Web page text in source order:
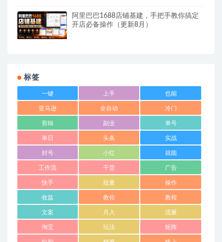
阿里巴巴1688店铺基建，手把手教你搞定
开店必备操作（更新8月）
标签
一键 上手 也能
亚马逊 全自动 冷门
剪辑 副业 单号
单日 头条 实战
封号 小红 就能
工作流 干货 广告
快手 批量 操作
收益 教你 教程
文案 月入 流量
淘宝 玩法 矩阵